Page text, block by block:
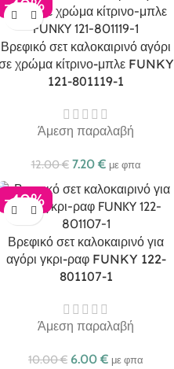
-40%
Βρεφικό σετ καλοκαιρινό αγόρι
χρώμα κίτρινο-μπλε FUNKY
121-801119-1
Άμεση παραλαβή
12.00€ 7.20 € με φπα
-40%
Βρεφικό σετ καλοκαιρινό για
αγόρι γκρι-ραφ FUNKY 122-
801107-1
Άμεση παραλαβή
10.00€ 6.00 € με φπα